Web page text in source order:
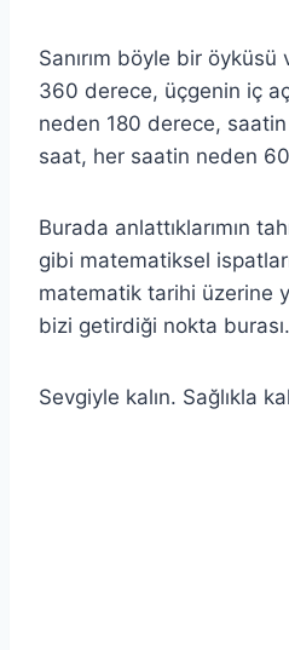
Sanırım böyle bir
360 derece, üçgenin iç
neden 180 derece, saatin
saat, her saatin neden 60
Burada anlattıklarımın
gibi matematiksel
matematik tarihi üzerine
bizi getirdiği nokta burası.
Sevgiyle kalın. Sağlıkla